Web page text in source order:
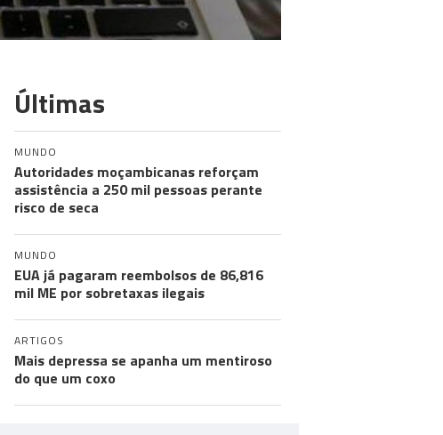
Últimas
MUNDO
Autoridades moçambicanas reforçam
assistência a 250 mil pessoas perante
risco de seca
MUNDO
EUA já pagaram reembolsos de 86,816
mil ME por sobretaxas ilegais
ARTIGOS
Mais depressa se apanha um mentiroso
do que um coxo